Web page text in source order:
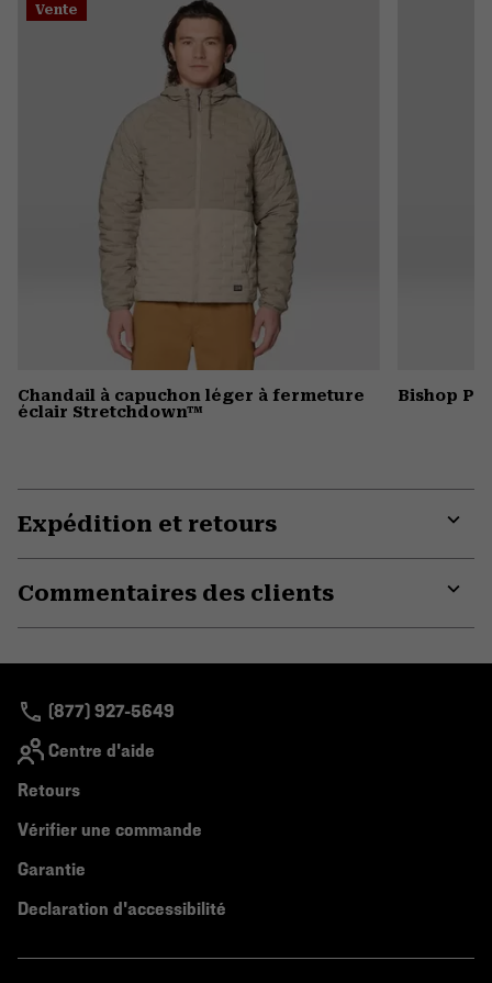
Vente
Chandail à capuchon léger à fermeture
éclair Stretchdown™
Bishop
Expédition et retours
Commentaires des clients
(877) 927-5649
Centre d'aide
Retours
Vérifier une commande
Garantie
Declaration d'accessibilité